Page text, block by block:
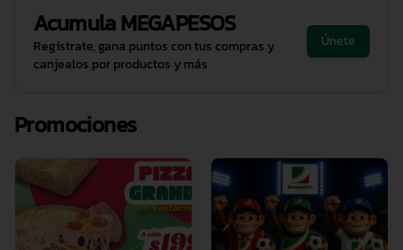
AcumulaMEGAPESOS
Regístrate, gana puntos con tus compras y
canjealos por productos y más
Únete
Promociones